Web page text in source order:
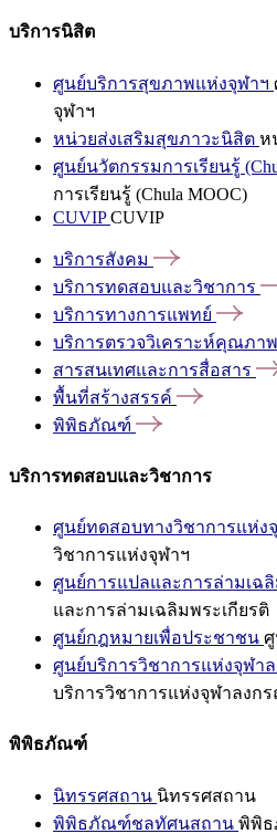
บริการนิสิต
ศูนย์บริการสุขภาพแห่งจุฬาฯ
จุฬาฯ
หน่วยส่งเสริมสุขภาวะนิสิต ห
ศูนย์นวัตกรรมการเรียนรู้
การเรียนรู้ (Chula MOOC)
CUVIPCUVIP
บริการสังคม
บริการทดสอบและวิชาการ
บริการทางการแพทย์
บริการตรวจวิเคราะห์คุณภาพ
สารสนเทศและการสื่อสาร
พื้นที่สร้างสรรค์
พิพิธภัณฑ์
บริการทดสอบและวิชาการ
ศูนย์ทดสอบทางวิชาการแห่ง
วิชาการแห่งจุฬาฯ
ศูนย์การแปลและการล่ามเฉ
และการล่ามเฉลิมพระเกียรติ
ศูนย์กฎหมายเพื่อประชาชน
ศูนย์บริการวิชาการแห่งจุฬา
บริการวิชาการแห่งจุฬาลงก
พิพิธภัณฑ์
นิทรรศสถาน นิทรรศสถาน
พิพิธภัณฑ์ชลทัศนสถาน พิพิ